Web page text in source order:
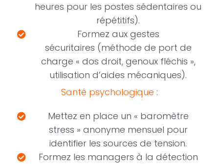
heures pour les postes sédentaires ou
répétitifs).
Formez aux gestes
sécuritaires (méthode de port de
charge « dos droit, genoux fléchis »,
utilisation d’aides mécaniques).
Santé psychologique :
Mettez en place un « baromètre
stress » anonyme mensuel pour
identifier les sources de tension.
Formez les managers à la détection